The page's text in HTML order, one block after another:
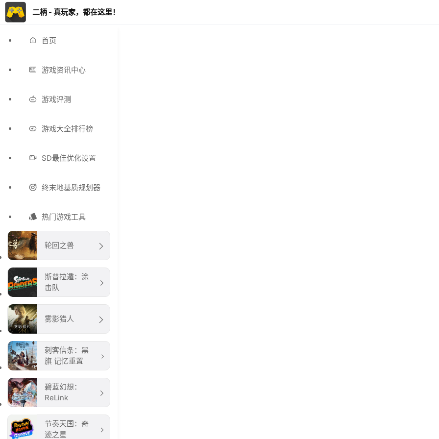
二柄 - 真玩家，都在这里！
首页
游戏资讯中心
游戏评测
游戏大全排行榜
SD最佳优化设置
终末地基质规划器
热门游戏工具
轮回之兽
斯普拉遁：涂
击队
雾影猎人
刺客信条：黑
旗 记忆重置
碧蓝幻想：
ReLink
节奏天国：奇
迹之星